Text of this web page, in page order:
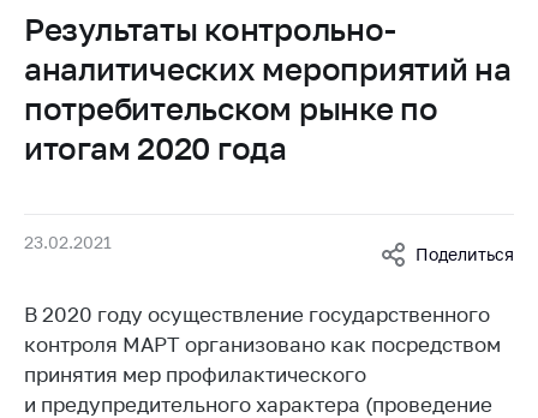
Антикоррупционная
деятельность
Общественно-
консультативный
совет
Награждения
универсальная
товарная биржа
Общественная
жизнь
Результаты контрольно-
аналитических мероприятий на
потребительском рынке по
итогам 2020 года
23.02.2021
Поделиться
В 2020 году осуществление государственного
контроля МАРТ организовано как посредством
принятия мер профилактического
и предупредительного характера (проведение